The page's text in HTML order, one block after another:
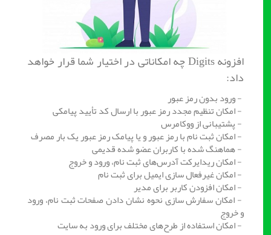
افزونه Digits چه امکاناتی در اختیار شما قرار خواهد
داد:
- ورود بدون رمز عبور
- امکان تنظیم مجدد رمز عبور با ارسال کد تأیید پیامکی
- پشتیبانی از ووکامرس
- امکان ثبت نام با رمز عبور و یا پیامک رمز عبور یک بار مصرف
- هماهنگ شده با کاربران عضو شده قدیمی
- امکان ریدایرکت آدرس‌های ثبت نام، ورود و خروج
- امکان غیرفعال سازی ایمیل برای ثبت نام
- امکان افزودن کاربر برای مدیر
- امکان سفارش سازی نحوه نشان دادن صفحات ثبت نام، ورود
و خروج
- امکان استفاده از طرح‌های مختلف برای ورود به سایت